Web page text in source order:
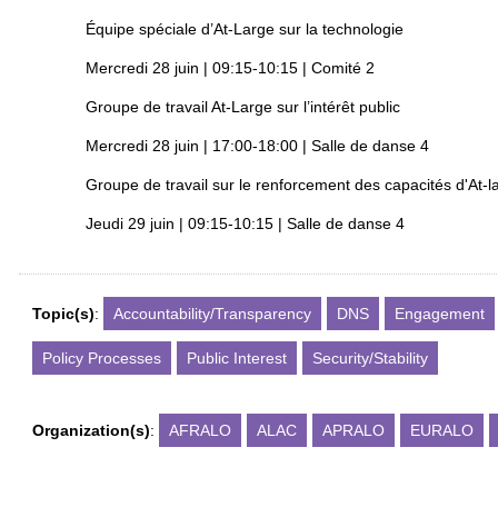
Équipe spéciale d’At-Large sur la technologie
Mercredi 28 juin | 09:15-10:15 | Comité 2
Groupe de travail At-Large sur l’intérêt public
Mercredi 28 juin | 17:00-18:00 | Salle de danse 4
Groupe de travail sur le renforcement des capacités d'At-
Jeudi 29 juin | 09:15-10:15 | Salle de danse 4
Topic(s): Accountability/Transparency DNS Engagement
Policy Processes Public Interest Security/Stability
Organization(s): AFRALO ALAC APRALO EURALO